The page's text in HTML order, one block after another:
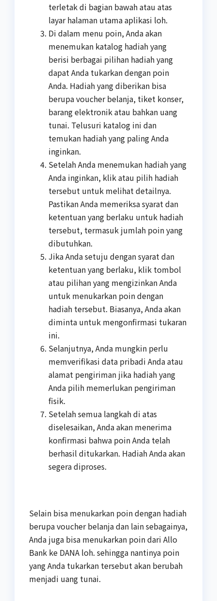
terletak di bagian bawah atau atas
layar halaman utama aplikasi loh.
Di dalam menu poin, Anda akan
menemukan katalog hadiah yang
berisi berbagai pilihan hadiah yang
dapat Anda tukarkan dengan poin
Anda. Hadiah yang diberikan bisa
berupa voucher belanja, tiket konser,
barang elektronik atau bahkan uang
tunai. Telusuri katalog ini dan
temukan hadiah yang paling Anda
inginkan.
Setelah Anda menemukan hadiah yang
Anda inginkan, klik atau pilih hadiah
tersebut untuk melihat detailnya.
Pastikan Anda memeriksa syarat dan
ketentuan yang berlaku untuk hadiah
tersebut, termasuk jumlah poin yang
dibutuhkan.
Jika Anda setuju dengan syarat dan
ketentuan yang berlaku, klik tombol
atau pilihan yang mengizinkan Anda
untuk menukarkan poin dengan
hadiah tersebut. Biasanya, Anda akan
diminta untuk mengonfirmasi tukaran
ini.
Selanjutnya, Anda mungkin perlu
memverifikasi data pribadi Anda atau
alamat pengiriman jika hadiah yang
Anda pilih memerlukan pengiriman
fisik.
Setelah semua langkah di atas
diselesaikan, Anda akan menerima
konfirmasi bahwa poin Anda telah
berhasil ditukarkan. Hadiah Anda akan
segera diproses.
Selain bisa menukarkan poin dengan hadiah
berupa voucher belanja dan lain sebagainya,
Anda juga bisa menukarkan poin dari Allo
Bank ke DANA loh. sehingga nantinya poin
yang Anda tukarkan tersebut akan berubah
menjadi uang tunai.